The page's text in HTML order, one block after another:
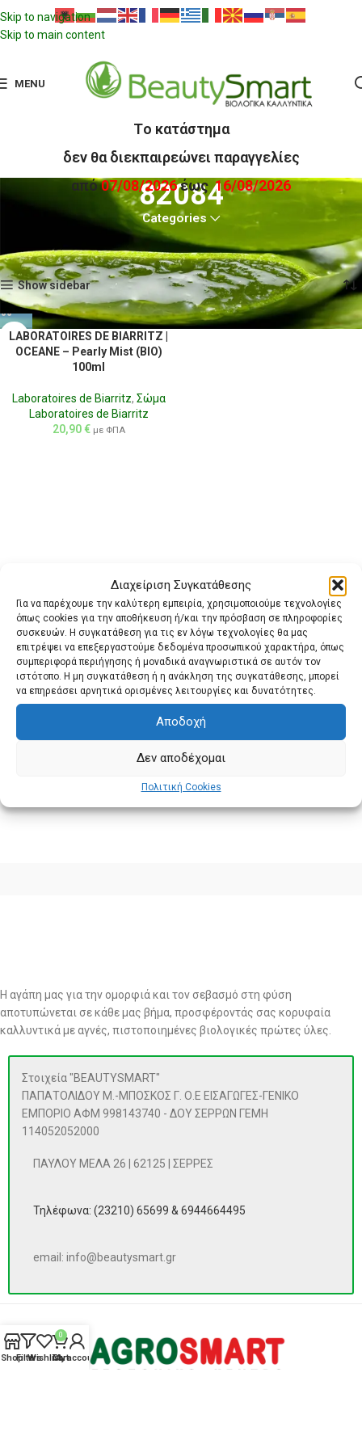
Διαχείριση Συγκατάθεσης
Για να παρέχουμε την καλύτερη εμπειρία, χρησιμοποιούμε τεχνολογίες
όπως cookies για την αποθήκευση ή/και την πρόσβαση σε πληροφορίες
συσκευών. Η συγκατάθεση για τις εν λόγω τεχνολογίες θα μας
επιτρέψει να επεξεργαστούμε δεδομένα προσωπικού χαρακτήρα, όπως
συμπεριφορά περιήγησης ή μοναδικά αναγνωριστικά σε αυτόν τον
ιστότοπο. Η μη συγκατάθεση ή η ανάκληση της συγκατάθεσης, μπορεί
να επηρεάσει αρνητικά ορισμένες λειτουργίες και δυνατότητες.
Αποδοχή
Δεν αποδέχομαι
Πολιτική Cookies
Skip to navigation
Skip to main content
MENU
Tο κατάστημα
δεν θα διεκπαιρεώνει παραγγελίες
από07/08/2026έως16/08/2026
82084
Categories
Προϊόντα με ετικέτα “82084”
Εμφάνιση του μοναδικού αποτελέσματος
Show sidebar
LABORATOIRES DE BIARRITZ |
OCEANE – Pearly Mist (BIO)
100ml
Laboratoires de Biarritz, Σώμα
Laboratoires de Biarritz
20,90€ με ΦΠΑ
Η αγάπη μας για την ομορφιά και τον σεβασμό στη φύση
αποτυπώνεται σε κάθε μας βήμα, προσφέροντάς σας κορυφαία
καλλυντικά με αγνές, πιστοποιημένες βιολογικές πρώτες ύλες.
Στοιχεία "BEAUTYSMART"
ΠΑΠΑΤΟΛΙΔΟΥ Μ.-ΜΠΟΣΚΟΣ Γ. Ο.Ε ΕΙΣΑΓΩΓΕΣ-ΓΕΝΙΚΟ
ΕΜΠΟΡΙΟ ΑΦΜ 998143740 - ΔΟΥ ΣΕΡΡΩΝ ΓΕΜΗ
114052052000
ΠΑΥΛΟΥ ΜΕΛΑ 26 | 62125 | ΣΕΡΡΕΣ
Τηλέφωνα: (23210) 65699 & 6944664495
email: info@beautysmart.gr
ShopFiltersWishlist
0
Cart
My account